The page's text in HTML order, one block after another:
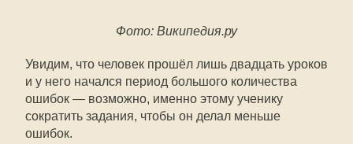
Фото: Википедия.ру
Увидим, что человек прошёл лишь двадцать уроков
и у него начался период большого количества
ошибок — возможно, именно этому ученику
сократить задания, чтобы он делал меньше
ошибок.